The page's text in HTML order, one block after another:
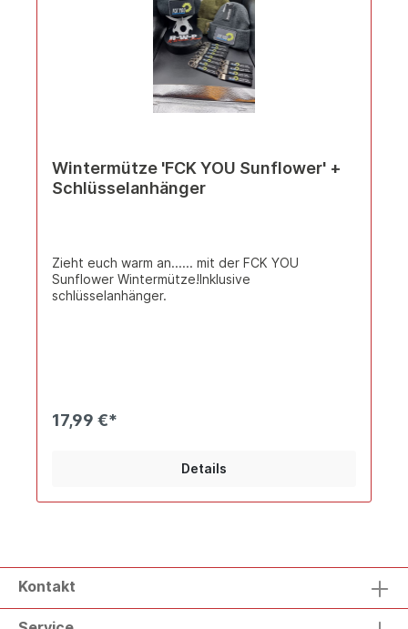
Wintermütze 'FCK YOU Sunflower' +
Schlüsselanhänger
Zieht euch warm an...... mit der FCK YOU
Sunflower Wintermütze!Inklusive
schlüsselanhänger.
17,99 €*
Details
Kontakt